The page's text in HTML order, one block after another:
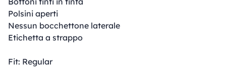
Polsini aperti
Nessun bocchettone laterale
Etichetta a strappo
Fit: Regular